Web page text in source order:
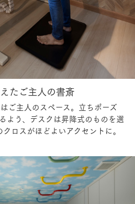
たご主人の書斎
ご主人のスペース。立ちポーズ
よう、デスクは昇降式のものを選
ロスがほどよいアクセントに。